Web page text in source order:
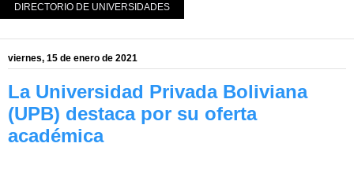
DIRECTORIO DE UNIVERSIDADES
viernes, 15 de enero de 2021
La Universidad Privada Boliviana
(UPB) destaca por su oferta
académica